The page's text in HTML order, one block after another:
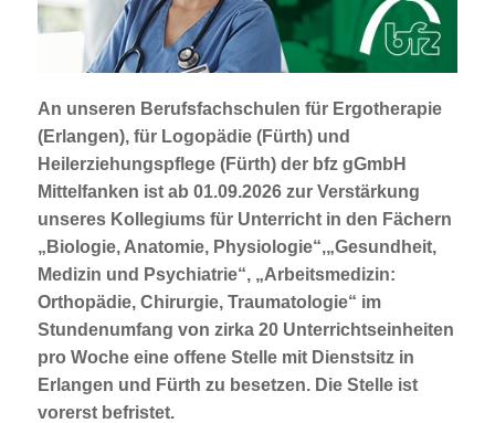
Jobportal
Presse und Medien
bbw e. V.
Karriere
Presse
News Archiv
An unseren Berufsfachschulen für Ergotherapie
(Erlangen), für Logopädie (Fürth) und
Heilerziehungspflege (Fürth) der bfz gGmbH
Mittelfanken ist ab 01.09.2026 zur Verstärkung
unseres Kollegiums für Unterricht in den Fächern
„Biologie, Anatomie, Physiologie“,„Gesundheit,
Medizin und Psychiatrie“, „Arbeitsmedizin:
Orthopädie, Chirurgie, Traumatologie“ im
Stundenumfang von zirka 20 Unterrichtseinheiten
pro Woche eine offene Stelle mit Dienstsitz in
Erlangen und Fürth zu besetzen. Die Stelle ist
vorerst befristet.